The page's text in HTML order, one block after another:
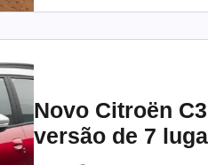
Novo Citroën
versão de 7